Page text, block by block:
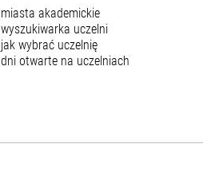
miasta akademickie
wyszukiwarka uczelni
jak wybrać uczelnię
dni otwarte na uczelniach